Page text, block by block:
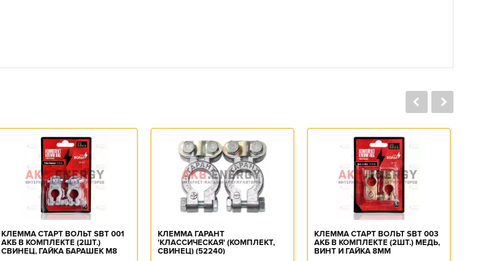
КЛЕММА СТАРТ ВОЛЬТ SBT 001
АКБ В КОМПЛЕКТЕ (2ШТ.)
СВИНЕЦ, ГАЙКА БАРАШЕК M8
КЛЕММА ГАРАНТ
'КЛАССИЧЕСКАЯ' (КОМПЛЕКТ,
СВИНЕЦ) (52240)
КЛЕММА СТАРТ ВОЛЬТ SBT 003
АКБ В КОМПЛЕКТЕ (2ШТ.) МЕДЬ,
ВИНТ И ГАЙКА 8ММ